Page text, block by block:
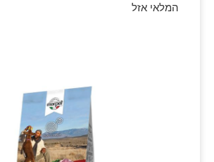
המלאי אזל